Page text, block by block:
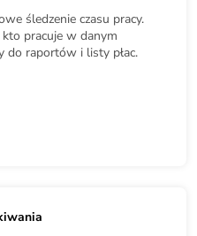
śledzenie czasu pracy.
kto pracuje w danym
do raportów i listy płac.